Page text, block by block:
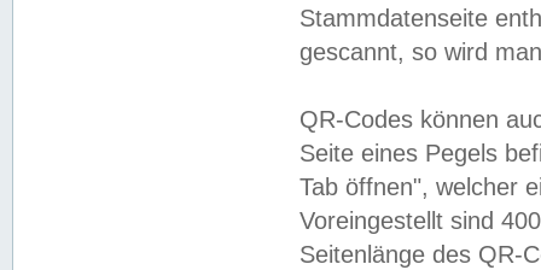
Stammdatenseite
gescannt, so wird
QR-Codes können
Seite eines Pegels
Tab öffnen", welcher
Voreingestellt sind
Seitenlänge des QR-